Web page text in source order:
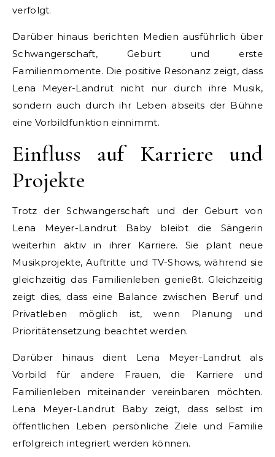
verfolgt.
Darüber hinaus berichten Medien ausführlich über
Schwangerschaft, Geburt und erste
Familienmomente. Die positive Resonanz zeigt, dass
Lena Meyer-Landrut nicht nur durch ihre Musik,
sondern auch durch ihr Leben abseits der Bühne
eine Vorbildfunktion einnimmt.
Einfluss auf Karriere und
Projekte
Trotz der Schwangerschaft und der Geburt von
Lena Meyer-Landrut Baby bleibt die Sängerin
weiterhin aktiv in ihrer Karriere. Sie plant neue
Musikprojekte, Auftritte und TV-Shows, während sie
gleichzeitig das Familienleben genießt. Gleichzeitig
zeigt dies, dass eine Balance zwischen Beruf und
Privatleben möglich ist, wenn Planung und
Prioritätensetzung beachtet werden.
Darüber hinaus dient Lena Meyer-Landrut als
Vorbild für andere Frauen, die Karriere und
Familienleben miteinander vereinbaren möchten.
Lena Meyer-Landrut Baby zeigt, dass selbst im
öffentlichen Leben persönliche Ziele und Familie
erfolgreich integriert werden können.